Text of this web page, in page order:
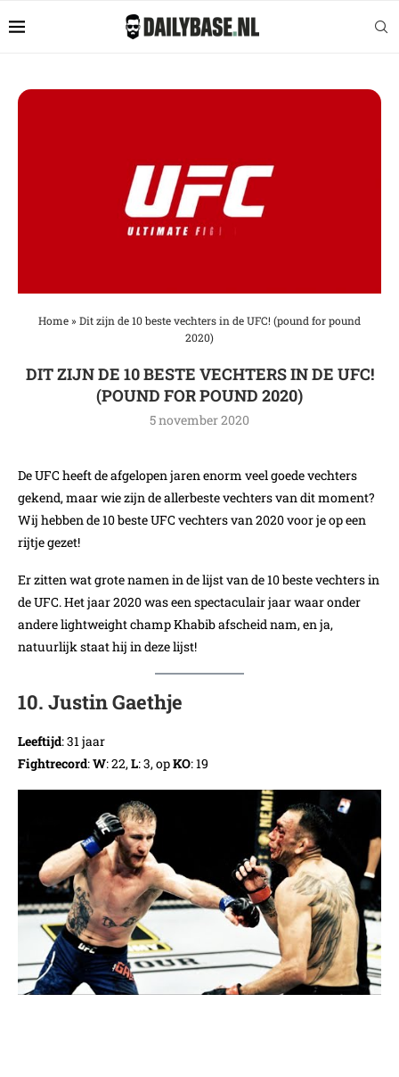
Home» Dit zijn de 10 beste vechters in de UFC! (pound for pound
2020)
DIT ZIJN DE 10 BESTE VECHTERS IN DE UFC!
(POUND FOR POUND 2020)
5 november 2020
De UFC heeft de afgelopen jaren enorm veel goede vechters
gekend, maar wie zijn de allerbeste vechters van dit moment?
Wij hebben de 10 beste UFC vechters van 2020 voor je op een
rijtje gezet!
Er zitten wat grote namen in de lijst van de 10 beste vechters in
de UFC. Het jaar 2020 was een spectaculair jaar waar onder
andere lightweight champ Khabib afscheid nam, en ja,
natuurlijk staat hij in deze lijst!
10. Justin Gaethje
Leeftijd: 31 jaar
Fightrecord:W: 22,L: 3, opKO: 19